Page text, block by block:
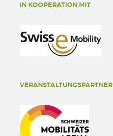
IN KOOPERATION MIT
VERANSTALTUNGSPARTNER